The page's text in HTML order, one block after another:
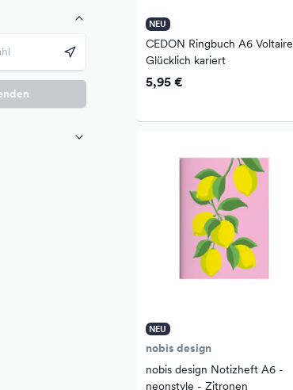
NEU
CEDON Ringbuch A6 Voltaire
Glücklich kariert
5,95 €
NEU
nobis design
nobis design Notizheft A6 -
neonstyle - Zitronen